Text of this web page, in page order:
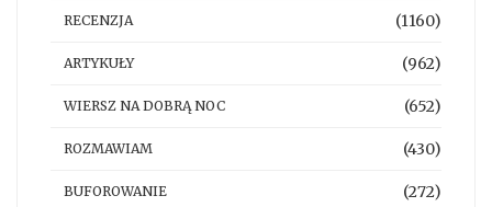
RECENZJA (1160)
ARTYKUŁY (962)
WIERSZ NA DOBRĄ NOC (652)
ROZMAWIAM (430)
BUFOROWANIE (272)